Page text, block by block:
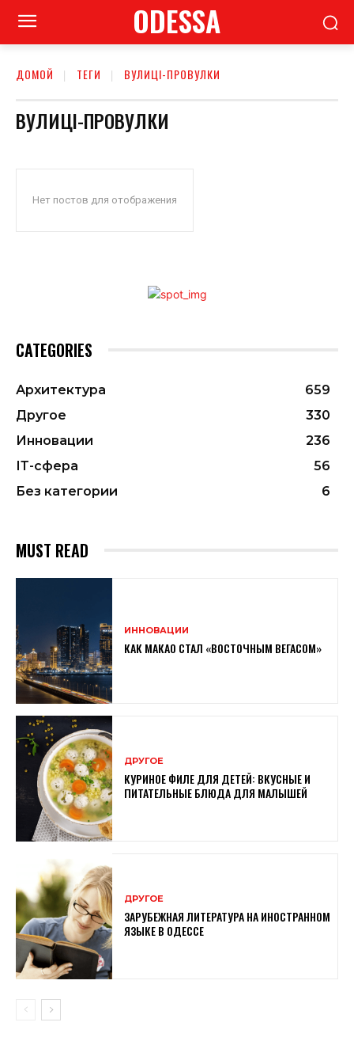
ODESSA
ДОМОЙ ТЕГИ ВУЛИЦІ-ПРОВУЛКИ
ВУЛИЦІ-ПРОВУЛКИ
Нет постов для отображения
CATEGORIES
Архитектура
659
Другое
330
Инновации
236
ІТ-сфера
56
Без категории
6
MUST READ
ИННОВАЦИИ
КАК МАКАО СТАЛ «ВОСТОЧНЫМ ВЕГАСОМ»
ДРУГОЕ
КУРИНОЕ ФИЛЕ ДЛЯ ДЕТЕЙ: ВКУСНЫЕ И
ПИТАТЕЛЬНЫЕ БЛЮДА ДЛЯ МАЛЫШЕЙ
ДРУГОЕ
ЗАРУБЕЖНАЯ ЛИТЕРАТУРА НА ИНОСТРАННОМ
ЯЗЫКЕ В ОДЕССЕ